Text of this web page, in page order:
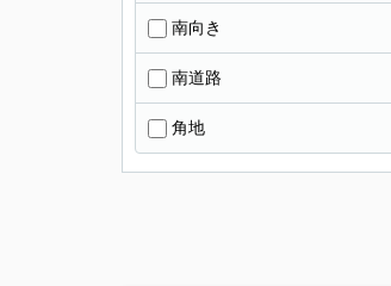
南向き
南道路
角地